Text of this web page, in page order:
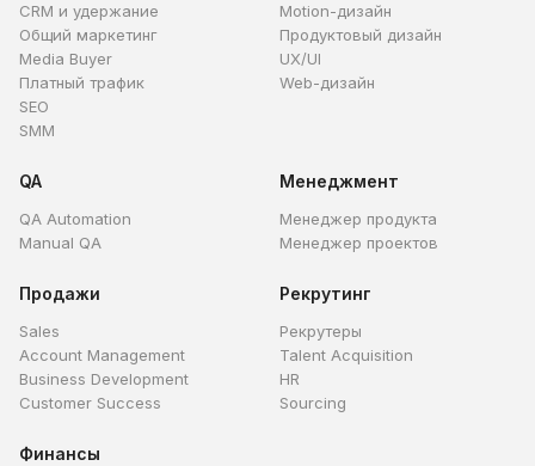
CRM и удержание
Общий маркетинг
Media Buyer
Платный трафик
SEO
SMM
Motion-дизайн
Продуктовый дизайн
UX/UI
Web-дизайн
QA
QA Automation
Manual QA
Менеджмент
Менеджер продукта
Менеджер проектов
Продажи
Sales
Account Management
Business Development
Customer Success
Рекрутинг
Рекрутеры
Talent Acquisition
HR
Sourcing
Финансы